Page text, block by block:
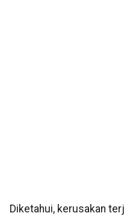
Diketahui, kerusakan